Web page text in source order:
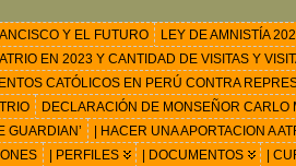
Y EL FUTURO LEY DE AMNISTÍA
EN 2023 Y CANTIDAD DE VISITAS Y
CATÓLICOS EN PERÚ CONTRA
DECLARACIÓN DE MONSEÑOR CARLO
GUARDIAN’ | HACER UNA APORTACION A
| PERFILES | DOCUMENTOS |